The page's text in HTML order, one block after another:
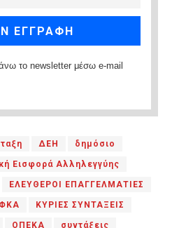
το newsletter μέσω e-mail
ΔΕΗ δημόσιο
Εισφορά Αλληλεγγύης
ΕΛΕΥΘΕΡΟΙ ΕΠΑΓΓΕΛΜΑΤΙΕΣ
ΚΥΡΙΕΣ ΣΥΝΤΑΞΕΙΣ
ΟΠΕΚΑ συντάξεις